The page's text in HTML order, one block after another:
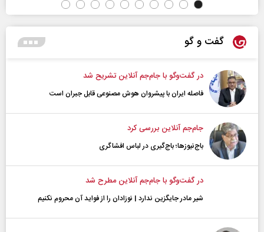
گفت و گو
در گفت‌و‌گو با جام‌جم آنلاین تشریح شد
فاصله ایران با پیشرو‌ان هوش مصنوعی قابل جبران است
جام‌جم آنلاین بررسی کرد
باج‌نیوزها؛ باج‌گیری در لباس افشاگری
در گفت‌و‌گو با جام‌جم آنلاین مطرح شد
شیر مادر جایگزین ندارد | نوزادان را از فواید آن محروم نکنیم